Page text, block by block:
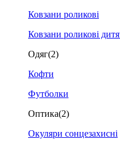
Ковзани роликові
Ковзани роликові
Одяг(2)
Кофти
Футболки
Оптика(2)
Окуляри сонцезахисні